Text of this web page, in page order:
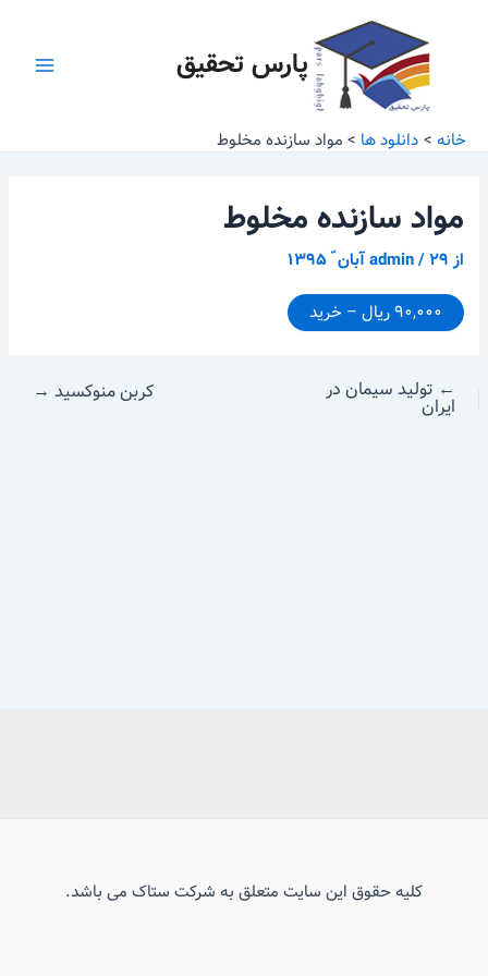
پارس تحقیق
خانه دانلود ها مواد سازنده مخلوط
مواد سازنده مخلوط
از admin/۲۹ آبان ّ ۱۳۹۵
۹۰,۰۰۰ ریال – خرید
← تولید سیمان در
ایران
کربن منوکسید →
کلیه حقوق این سایت متعلق به شرکت ستاک می باشد.